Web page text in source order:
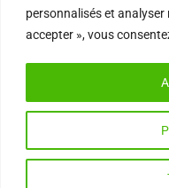
personnalisés et
accepter », vous